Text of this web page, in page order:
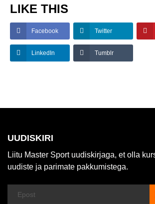
LIKE THIS
Facebook Twitter
LinkedIn Tumblr
UUDISKIRI
Liitu Master Sport uudiskirjaga, et olla
uudiste ja parimate pakkumistega.